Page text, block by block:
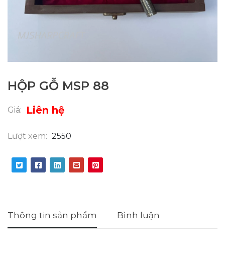
HỘP GỖ MSP 88
Giá: Liên hệ
Lượt xem: 2550
Thông tin sản phẩm Bình luận